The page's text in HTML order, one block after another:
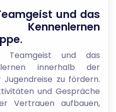
und das
und das
innerhalb der
zu fördern.
und Gespräche
Vertrauen aufbauen,